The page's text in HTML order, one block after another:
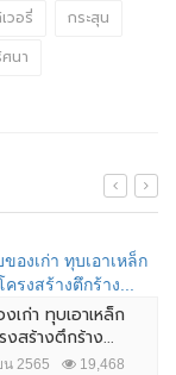
วอรี่
กระสุน
นา
เก่า ทุบเอาเหล็ก
งสร้างตึกร้าง...
2565 19,468